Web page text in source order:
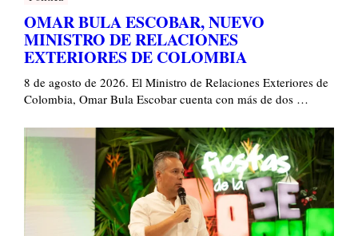
OMAR BULA ESCOBAR, NUEVO
MINISTRO DE RELACIONES
EXTERIORES DE COLOMBIA
8 de agosto de 2026. El Ministro de Relaciones Exteriores de
Colombia, Omar Bula Escobar cuenta con más de dos …